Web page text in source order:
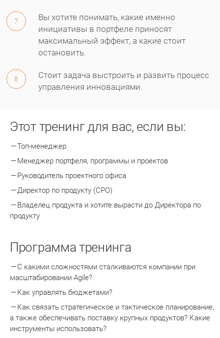
7
Вы хотите понимать, какие именно
инициативы в портфеле приносят
максимальный эффект, а какие стоит
остановить.
8
Стоит задача выстроить и развить процесс
управления инновациями.
Этот тренинг для вас, если вы:
Топ-менеджер
Менеджер портфеля, программы и проектов
Руководитель проектного офиса
Директор по продукту (CPO)
Владелец продукта и хотите вырасти до Директора по
продукту
Программа тренинга
С какими сложностями сталкиваются компании при
масштабировании Agile?
Как управлять бюджетами?
Как связать стратегическое и тактическое планирование,
а также обеспечивать поставку крупных продуктов? Какие
инструменты использовать?